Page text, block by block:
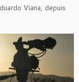
Viana, depuis